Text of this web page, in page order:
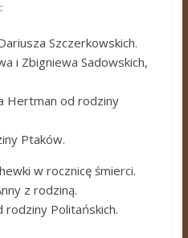
Szczerkowskich.
i Zbigniewa Sadowskich,
Hertman od rodziny
Ptaków.
w rocznicę śmierci.
z rodziną.
rodziny Politańskich.